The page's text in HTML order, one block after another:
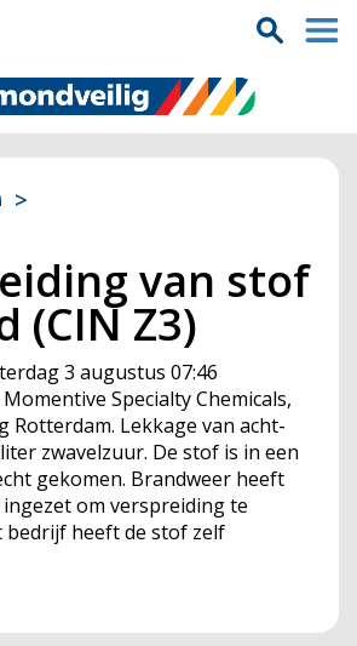
van stof
(CIN Z3)
3 augustus 07:46
Specialty Chemicals,
Rotterdam. Lekkage van acht-
zwavelzuur. De stof is in een
gekomen. Brandweer heeft
om verspreiding te
heeft de stof zelf